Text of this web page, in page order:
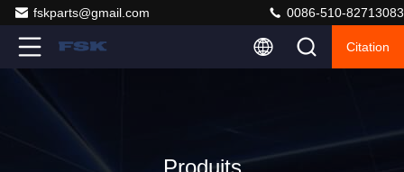
fskparts@gmail.com 0086-510-82713083
Citation
Produits